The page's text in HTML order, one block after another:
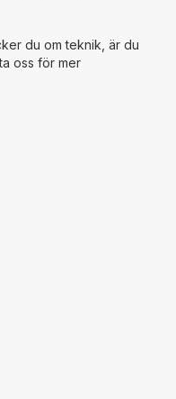
du om teknik, är du
oss för mer